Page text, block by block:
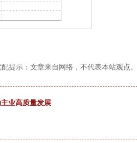
提示：文章来自网络，不代表本站观点。
业高质量发展